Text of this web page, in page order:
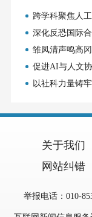
跨学科聚焦人
深化反恐国际
雏凤清声鸣高
促进AI与人文
以社科力量铸
关于我们
网站纠错
举报电话：010-